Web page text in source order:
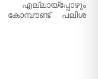
പലിശ